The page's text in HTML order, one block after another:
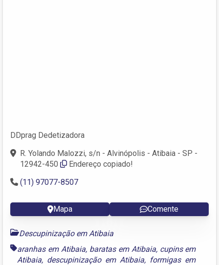
DDprag Dedetizadora
R. Yolando Malozzi, s/n - Alvinópolis - Atibaia - SP -
12942-450
Endereço copiado!
(11) 97077-8507
Mapa Comente
Descupinização em Atibaia
aranhas em Atibaia, baratas em Atibaia, cupins em
Atibaia, descupinização em Atibaia, formigas em